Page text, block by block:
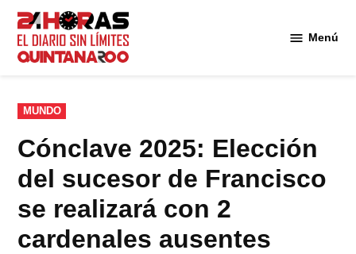
Saltar
contenido
Menú
PUBLICADO
EN
MUNDO
Cónclave 2025: Elección
del sucesor de Francisco
se realizará con 2
cardenales ausentes